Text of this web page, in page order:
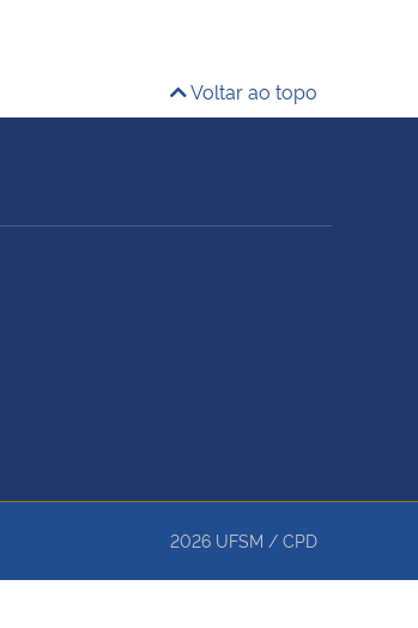
Voltar ao topo
2026 UFSM / CPD